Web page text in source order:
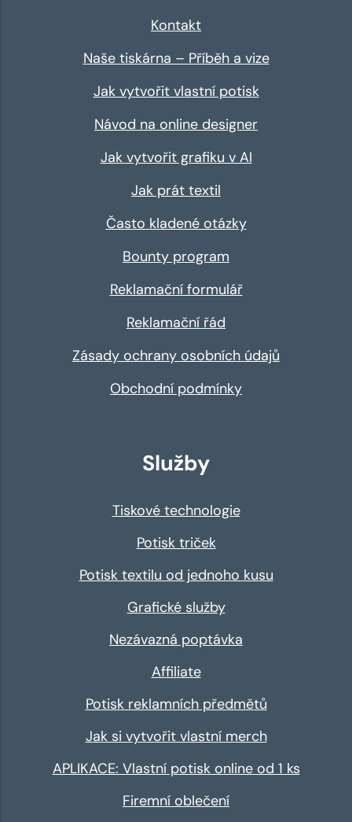
Kontakt
Naše tiskárna – Příběh a vize
Jak vytvořit vlastní potisk
Návod na online designer
Jak vytvořit grafiku v AI
Jak prát textil
Často kladené otázky
Bounty program
Reklamační formulář
Reklamační řád
Zásady ochrany osobních údajů
Obchodní podmínky
Služby
Tiskové technologie
Potisk triček
Potisk textilu od jednoho kusu
Grafické služby
Nezávazná poptávka
Affiliate
Potisk reklamních předmětů
Jak si vytvořit vlastní merch
APLIKACE: Vlastní potisk online od 1 ks
Firemní oblečení